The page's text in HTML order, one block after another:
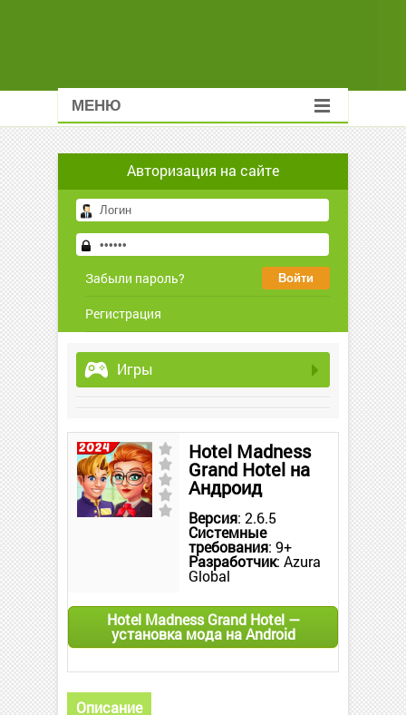
МЕНЮ
Авторизация на сайте
Забыли пароль?
Регистрация
Игры
Hotel Madness
Grand Hotel на
Андроид
Версия: 2.6.5
Системные
требования: 9+
Разработчик: Azura
Global
Hotel Madness Grand Hotel —
установка мода на Android
Описание